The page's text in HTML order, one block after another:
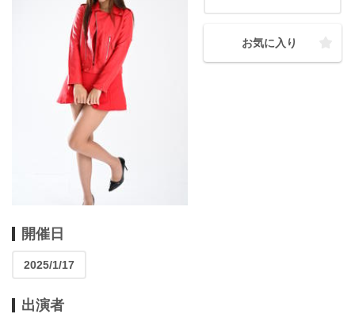
お気に入り
開催日
2025/1/17
出演者